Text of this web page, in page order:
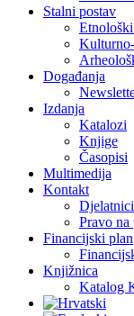
Stalni postav
Događanja
Izdanja
Katalozi
Knjige
Časopisi
Multimedija
Kontakt
Djelatnici
Pravo na
Financijski plan
Knjižnica
Katalog